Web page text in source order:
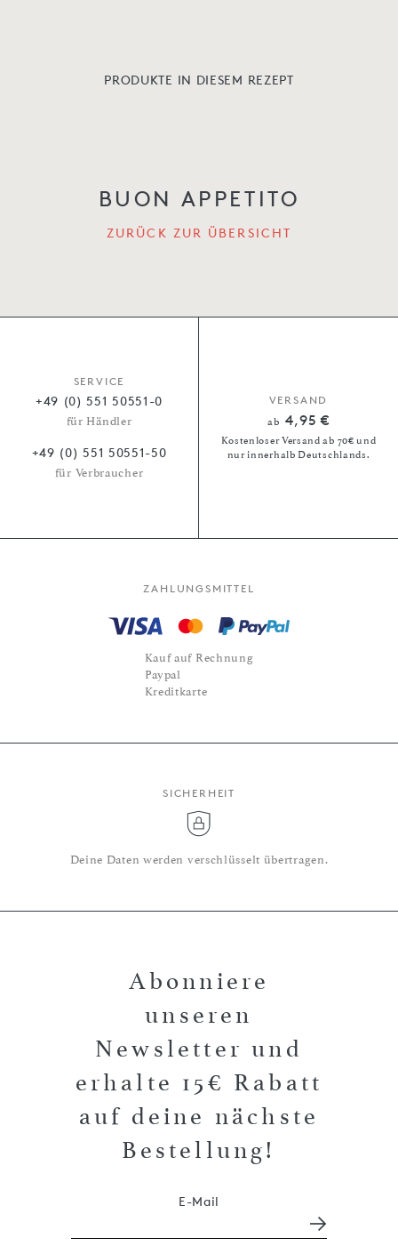
PRODUKTE IN DIESEM REZEPT
BUON APPETITO
ZURÜCK ZUR ÜBERSICHT
SERVICE
+49 (0) 551 50551-0
für Händler
+49 (0) 551 50551-50
für Verbraucher
VERSAND
ab 4,95 €
Kostenloser Versand ab 70€ und
nur innerhalb Deutschlands.
ZAHLUNGSMITTEL
Kauf auf Rechnung
Paypal
Kreditkarte
SICHERHEIT
Deine Daten werden verschlüsselt übertragen.
Abonniere
unseren
Newsletter und
erhalte 15€ Rabatt
auf deine nächste
Bestellung!
E-Mail